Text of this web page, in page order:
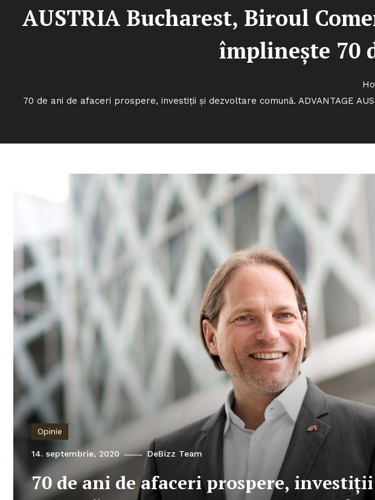
AUSTRIA Bucharest, Biroul
împlinește 70
70 de ani de afaceri prospere, investiții și dezvoltare comună. ADVANTAGE
Opinie
14. septembrie, 2020 DeBizz Team
70 de ani de afaceri prospere,